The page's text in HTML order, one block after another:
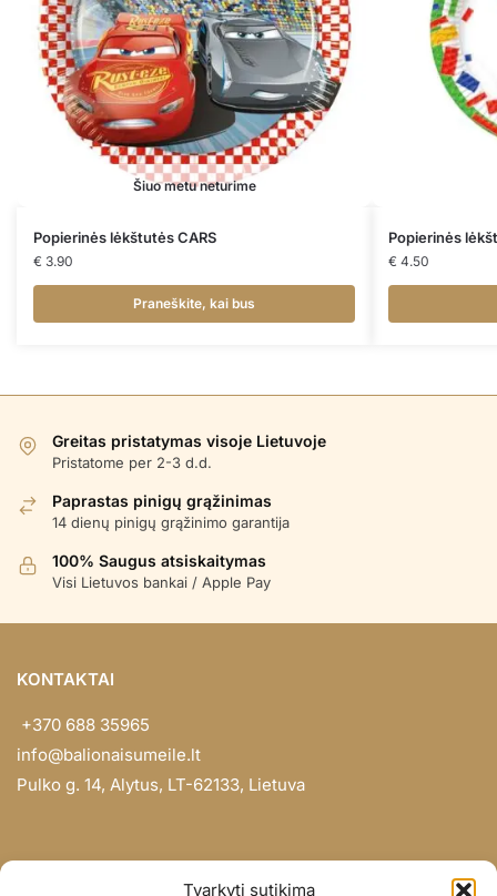
Tvarkyti sutikimą
Šiuo metu neturime
Popierinės lėkštutės CARS
€ 3.90
Praneškite, kai bus
Popierinės
€ 4.50
Greitas pristatymas visoje Lietuvoje
Pristatome per 2-3 d.d.
Paprastas pinigų grąžinimas
14 dienų pinigų grąžinimo garantija
100% Saugus atsiskaitymas
Visi Lietuvos bankai / Apple Pay
KONTAKTAI
+370 688 35965
info@balionaisumeile.lt
Pulko g. 14, Alytus, LT-62133, Lietuva